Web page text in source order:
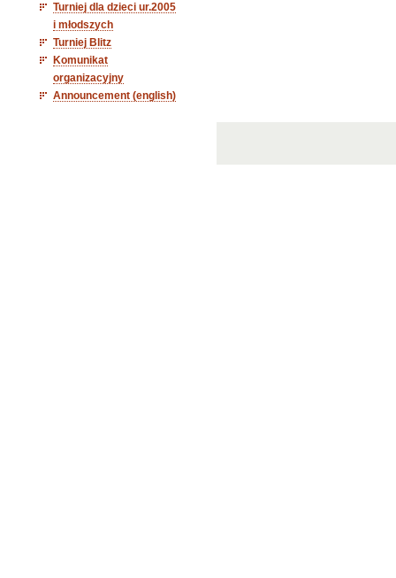
Turniej dla dzieci ur.2005
i młodszych
Turniej Blitz
Komunikat
organizacyjny
Announcement (english)